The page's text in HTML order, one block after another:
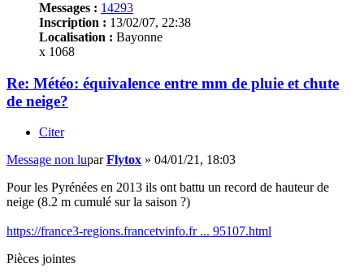
Messages : 14293
Inscription : 13/02/07, 22:38
Localisation : Bayonne
x 1068
Re: Météo: équivalence entre mm de pluie et chute
de neige?
Citer
Message non luparFlytox » 04/01/21, 18:03
Pour les Pyrénées en 2013 ils ont battu un record de hauteur de
neige (8.2 m cumulé sur la saison ?)
https://france3-regions.francetvinfo.fr ... 95107.html
Pièces jointes